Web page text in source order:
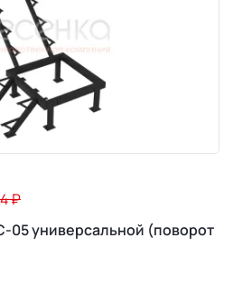
₽
05 универсальной (поворот